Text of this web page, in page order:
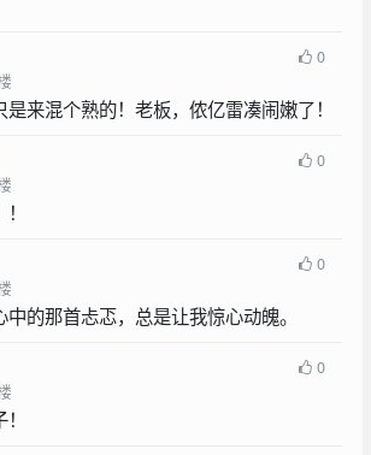
0
来混个熟的！老板，侬亿雷凑闹嫩了！
0
0
中的那首忐忑，总是让我惊心动魄。
0